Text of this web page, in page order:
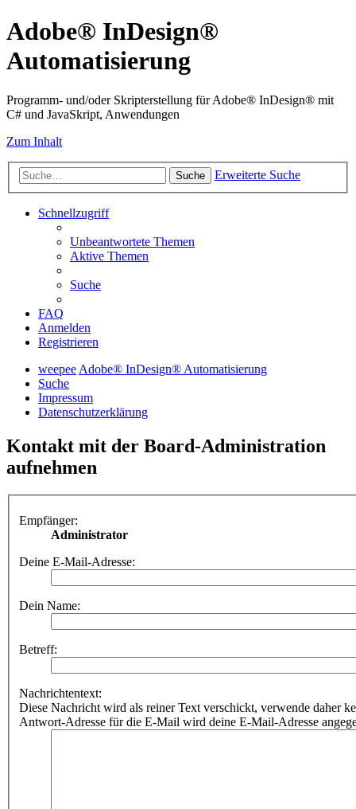
Adobe® InDesign®
Automatisierung
Programm- und/oder Skripterstellung für Adobe® InDesign® mit
C# und JavaSkript, Anwendungen
Zum Inhalt
Suche Erweiterte Suche
Schnellzugriff
Unbeantwortete Themen
Aktive Themen
Suche
FAQ
Anmelden
Registrieren
weepeeAdobe® InDesign® Automatisierung
Suche
Impressum
Datenschutzerklärung
Kontakt mit der Board-Administration
aufnehmen
Empfänger:
Administrator
Deine E-Mail-Adresse:
Dein Name:
Betreff:
Nachrichtentext:
Diese Nachricht wird als reiner Text verschickt, verwende daher
Antwort-Adresse für die E-Mail wird deine E-Mail-Adresse